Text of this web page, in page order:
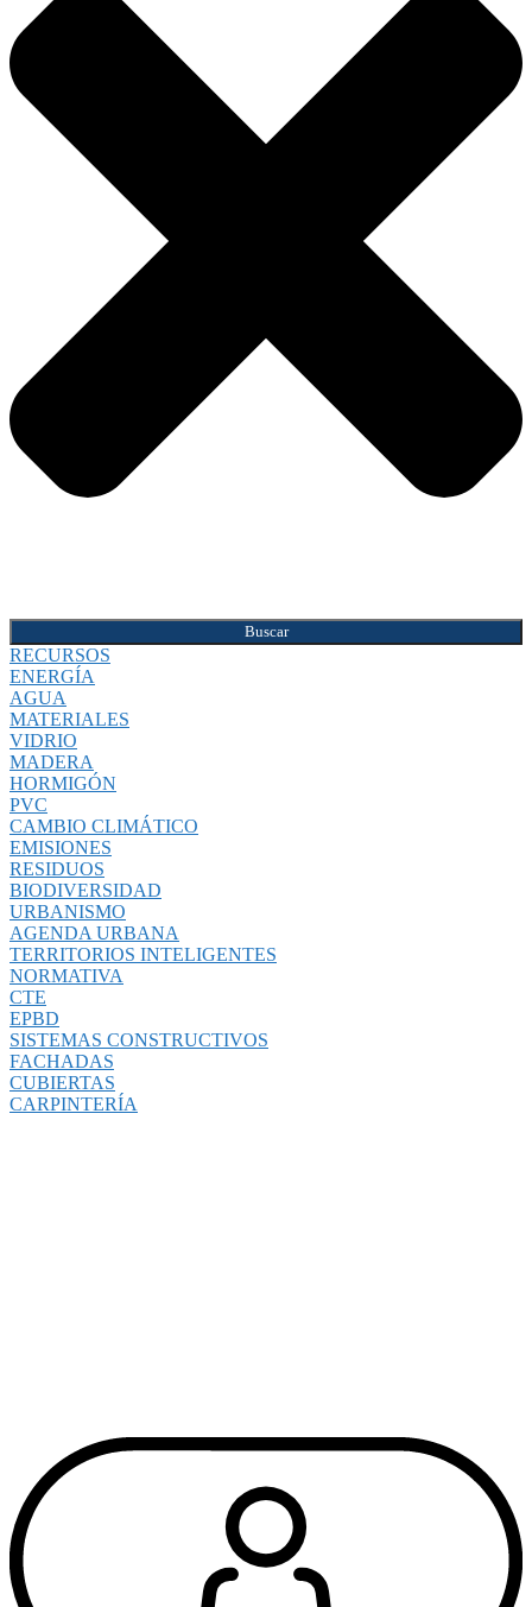
Buscar
RECURSOS
ENERGÍA
AGUA
MATERIALES
VIDRIO
MADERA
HORMIGÓN
PVC
CAMBIO CLIMÁTICO
EMISIONES
RESIDUOS
BIODIVERSIDAD
URBANISMO
AGENDA URBANA
TERRITORIOS INTELIGENTES
NORMATIVA
CTE
EPBD
SISTEMAS CONSTRUCTIVOS
FACHADAS
CUBIERTAS
CARPINTERÍA